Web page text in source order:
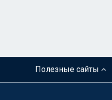
Полезные сайты